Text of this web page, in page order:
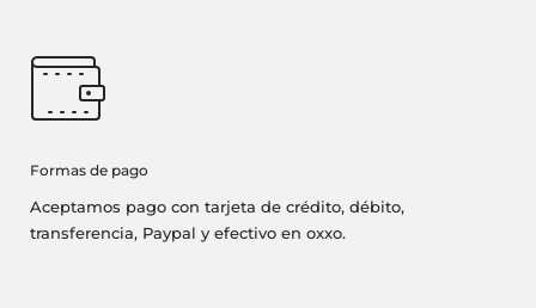
Formas de pago
Aceptamos pago con tarjeta de crédito, débito,
transferencia, Paypal y efectivo en oxxo.